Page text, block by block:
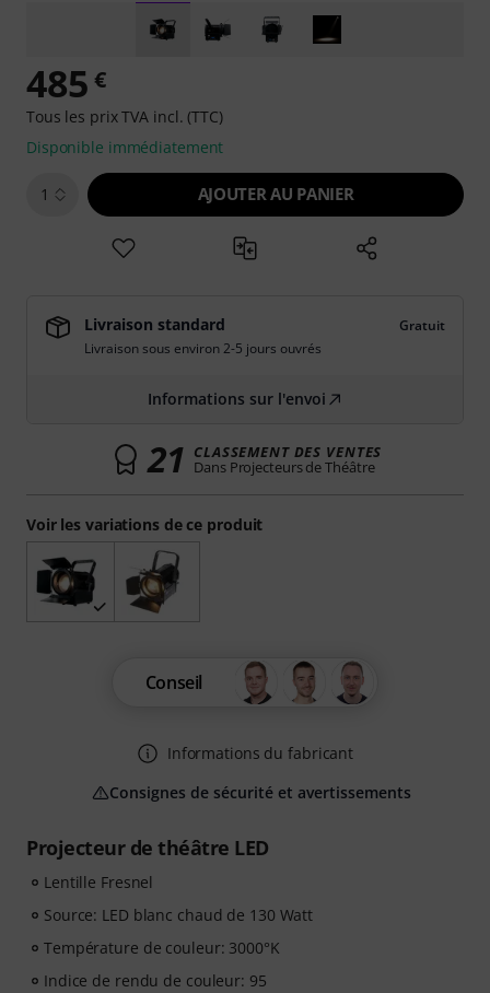
Projecteur de théâtre LED
Lentille Fresnel
Source: LED blanc chaud de 130 Watt
Température de couleur: 3000°K
Indice de rendu de couleur: 95
Voir les variations de ce produit
485 €
Tous les prix TVA incl. (TTC)
Disponible immédiatement
1 AJOUTER AU PANIER
Livraison standard
Gratuit
Livraison sous environ 2-5 jours ouvrés
Informations sur l'envoi
21 CLASSEMENT DES VENTES
Dans Projecteurs de Théâtre
Conseil
Informations du fabricant
Consignes de sécurité et avertissements